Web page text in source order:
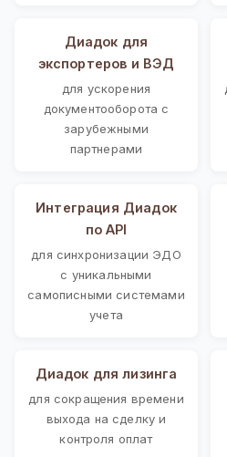
Диадок для
экспортеров и ВЭД
для ускорения
документооборота с
зарубежными
партнерами
Интеграция Диадок
по API
для синхронизации ЭДО
с уникальными
самописными системами
учета
Диадок для лизинга
для сокращения времени
выхода на сделку и
контроля оплат